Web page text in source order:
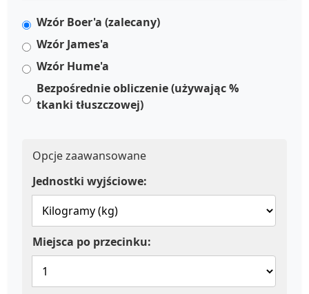
Wzór Boer'a (zalecany)
Wzór James'a
Wzór Hume'a
Bezpośrednie obliczenie (używając %
tkanki tłuszczowej)
Opcje zaawansowane
Jednostki wyjściowe:
Miejsca po przecinku: